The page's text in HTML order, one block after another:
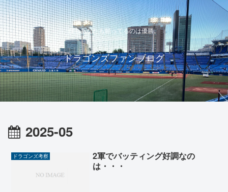
僕もあなたも願ってるのは優勝。
ドラゴンズファンブログ
2025-05
ドラゴンズ考察
2軍でバッティング好調なの
は・・・